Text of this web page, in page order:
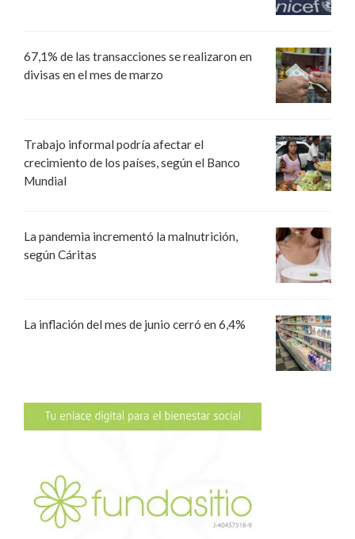
67,1% de las transacciones se realizaron en
divisas en el mes de marzo
Trabajo informal podría afectar el
crecimiento de los países, según el Banco
Mundial
La pandemia incrementó la malnutrición,
según Cáritas
La inflación del mes de junio cerró en 6,4%